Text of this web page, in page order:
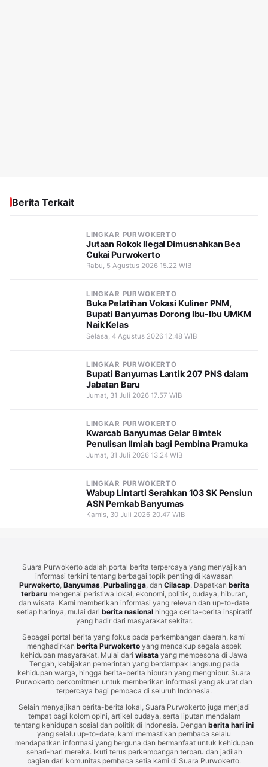
Berita Terkait
LINGKAR PURWOKERTO
Jutaan Rokok Ilegal Dimusnahkan Bea
Cukai Purwokerto
Rabu, 5 Agustus 2026 15.22 WIB
LINGKAR PURWOKERTO
Buka Pelatihan Vokasi Kuliner PNM,
Bupati Banyumas Dorong Ibu-Ibu UMKM
Naik Kelas
Selasa, 4 Agustus 2026 12.48 WIB
LINGKAR PURWOKERTO
Bupati Banyumas Lantik 207 PNS dalam
Jabatan Baru
Jumat, 31 Juli 2026 17.57 WIB
LINGKAR PURWOKERTO
Kwarcab Banyumas Gelar Bimtek
Penulisan Ilmiah bagi Pembina Pramuka
Jumat, 31 Juli 2026 13.24 WIB
LINGKAR PURWOKERTO
Wabup Lintarti Serahkan 103 SK Pensiun
ASN Pemkab Banyumas
Kamis, 30 Juli 2026 20.47 WIB
Suara Purwokerto adalah portal berita terpercaya yang menyajikan
informasi terkini tentang berbagai topik penting di kawasan
Purwokerto, Banyumas, Purbalingga, dan Cilacap. Dapatkan berita
terbarumengenai peristiwa lokal, ekonomi, politik, budaya, hiburan,
dan wisata. Kami memberikan informasi yang relevan dan up-to-date
setiap harinya, mulai dari berita nasionalhingga cerita-cerita inspiratif
yang hadir dari masyarakat sekitar.
Sebagai portal berita yang fokus pada perkembangan daerah, kami
menghadirkan berita Purwokertoyang mencakup segala aspek
kehidupan masyarakat. Mulai dari wisata yang mempesona di Jawa
Tengah, kebijakan pemerintah yang berdampak langsung pada
kehidupan warga, hingga berita-berita hiburan yang menghibur. Suara
Purwokerto berkomitmen untuk memberikan informasi yang akurat dan
terpercaya bagi pembaca di seluruh Indonesia.
Selain menyajikan berita-berita lokal, Suara Purwokerto juga menjadi
tempat bagi kolom opini, artikel budaya, serta liputan mendalam
tentang kehidupan sosial dan politik di Indonesia. Dengan berita hari ini
yang selalu up-to-date, kami memastikan pembaca selalu
mendapatkan informasi yang berguna dan bermanfaat untuk kehidupan
sehari-hari mereka. Ikuti terus perkembangan terbaru dan jadilah
bagian dari komunitas pembaca setia kami di Suara Purwokerto.